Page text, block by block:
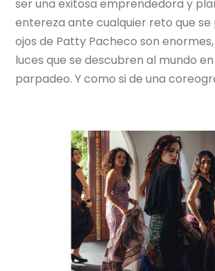
ser una exitosa emprendedora y
entereza ante cualquier reto que se
ojos de Patty Pacheco son
luces que se descubren al mundo
parpadeo. Y como si de una